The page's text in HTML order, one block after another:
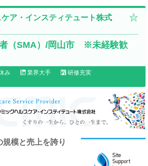
ア・インスティテュート株式
（SMA）/岡山市 ※未経験歓
み 業界大手
研修充実
模と売上を誇り